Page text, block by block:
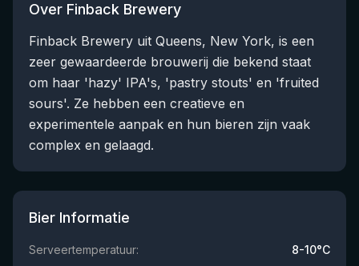
Over Finback Brewery
Finback Brewery uit Queens, New York, is een
zeer gewaardeerde brouwerij die bekend staat
om haar 'hazy' IPA's, 'pastry stouts' en 'fruited
sours'. Ze hebben een creatieve en
experimentele aanpak en hun bieren zijn vaak
complex en gelaagd.
Bier Informatie
Serveertemperatuur:
8-10°C